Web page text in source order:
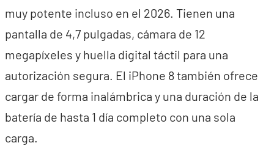
muy potente incluso en el 2026. Tienen una
pantalla de 4,7 pulgadas, cámara de 12
megapíxeles y huella digital táctil para una
autorización segura. El iPhone 8 también ofrece
cargar de forma inalámbrica y una duración de la
batería de hasta 1 día completo con una sola
carga.